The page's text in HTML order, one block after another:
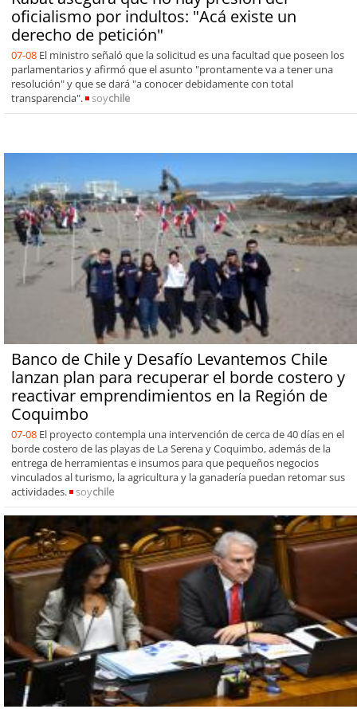
oficialismo por indultos: "Acá existe un
derecho de petición"
07-08 El ministro señaló que la solicitud es una facultad que poseen los
parlamentarios y afirmó que el asunto "prontamente va a tener una
resolución" y que se dará "a conocer debidamente con total
transparencia".
soychile
Banco de Chile y Desafío Levantemos Chile
lanzan plan para recuperar el borde costero y
reactivar emprendimientos en la Región de
Coquimbo
07-08 El proyecto contempla una intervención de cerca de 40 días en el
borde costero de las playas de La Serena y Coquimbo, además de la
entrega de herramientas e insumos para que pequeños negocios
vinculados al turismo, la agricultura y la ganadería puedan retomar sus
actividades.
soychile